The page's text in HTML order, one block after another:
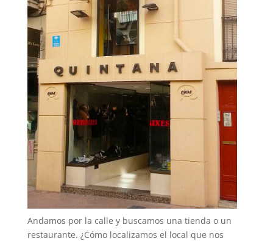
Andamos por la calle y buscamos una tienda o un
restaurante. ¿Cómo localizamos el local que nos